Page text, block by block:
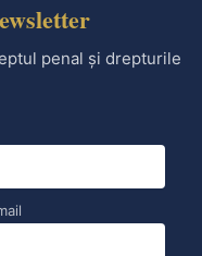
penal și drepturile